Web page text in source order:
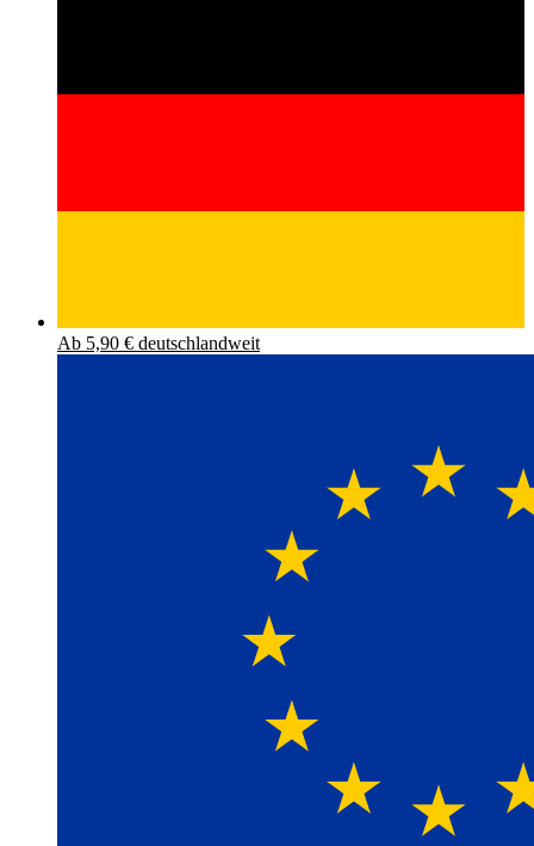
Ab 5,90 € deutschlandweit